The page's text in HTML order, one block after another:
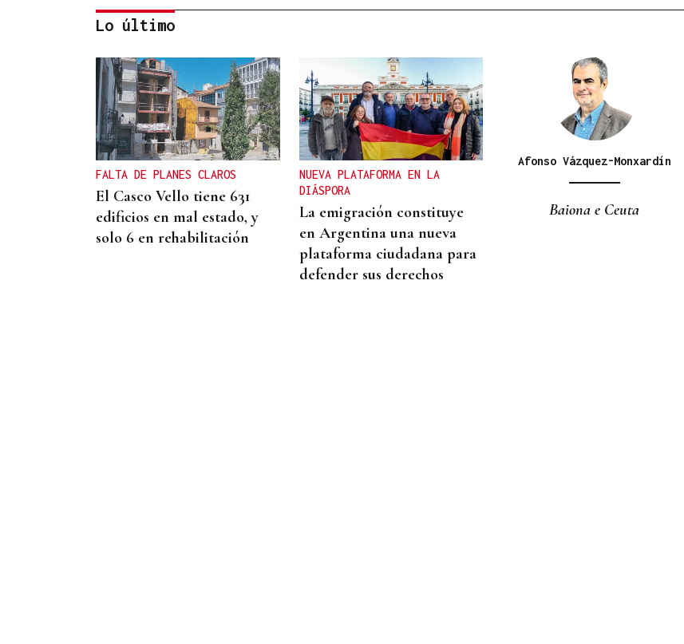
CREACIÓN DE VIVIENDA
2.000 casas vacías en
Celanova y solo tres en
alquiler
Lo último
FALTA DE PLANES CLAROS
El Casco Vello tiene 631
edificios en mal estado, y
solo 6 en rehabilitación
NUEVA PLATAFORMA EN LA
DIÁSPORA
La emigración constituye
en Argentina una nueva
plataforma ciudadana para
defender sus derechos
Afonso Vázquez-Monxardín
Baiona e Ceuta